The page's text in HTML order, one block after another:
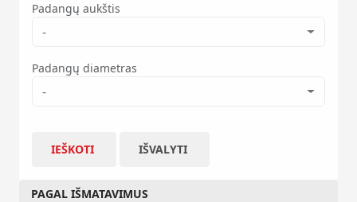
Padangų aukštis
-
Padangų diametras
-
IEŠKOTI IŠVALYTI
PAGAL IŠMATAVIMUS